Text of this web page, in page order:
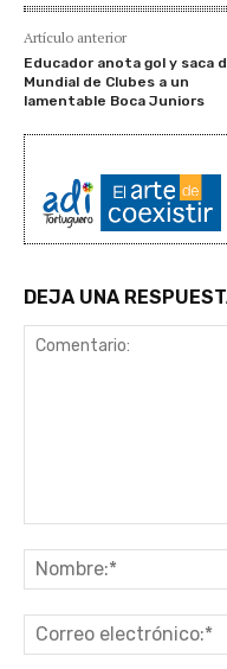
Artículo anterior
Educador anota gol y saca
Mundial de Clubes a un
lamentable Boca Juniors
DEJA UNA